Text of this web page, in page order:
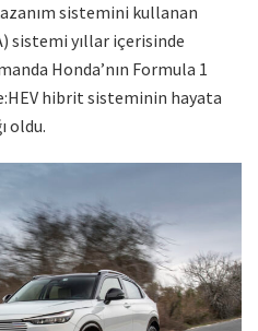
sistemini kullanan
sistemi yıllar içerisinde
Honda’nın Formula 1
hibrit sisteminin hayata
oldu.